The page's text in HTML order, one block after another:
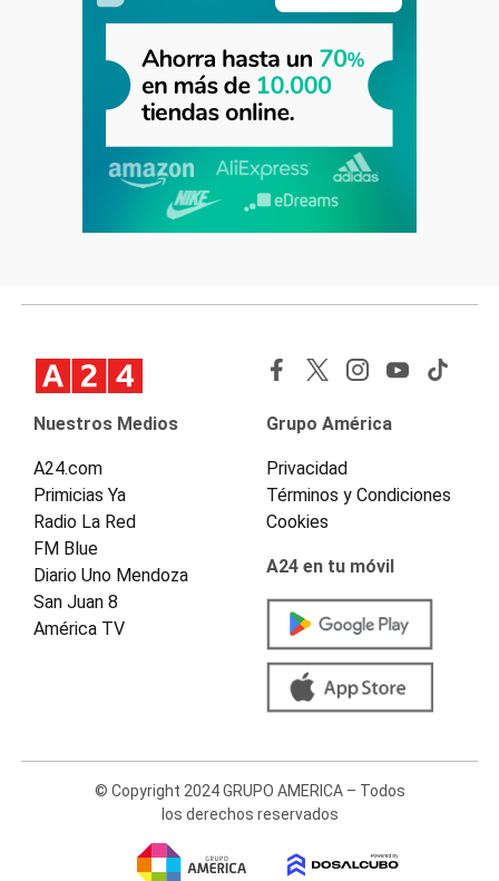
Nuestros Medios
A24.com
Primicias Ya
Radio La Red
FM Blue
Diario Uno Mendoza
San Juan 8
América TV
Grupo América
Privacidad
Términos y Condiciones
Cookies
A24 en tu móvil
© Copyright 2024 GRUPO AMERICA – Todos
los derechos reservados